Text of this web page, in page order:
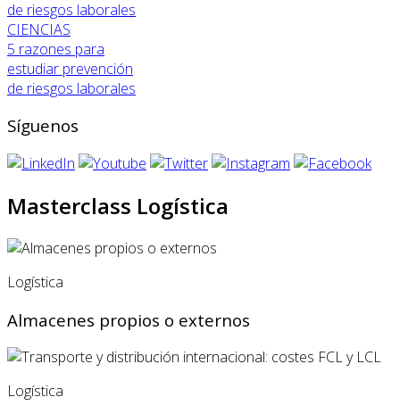
CIENCIAS
5 razones para
estudiar prevención
de riesgos laborales
Síguenos
Masterclass Logística
Logística
Almacenes propios o externos
Logística